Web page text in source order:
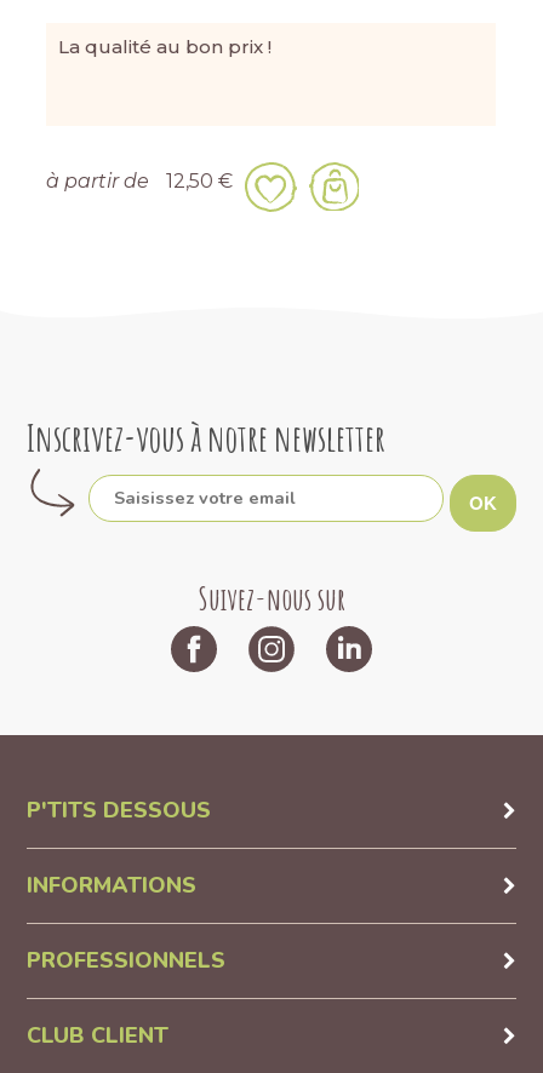
La qualité au bon prix !
à partir de 12,50 €
Inscrivez-vous à notre newsletter
OK
Suivez-nous sur
P'TITS DESSOUS
INFORMATIONS
PROFESSIONNELS
CLUB CLIENT